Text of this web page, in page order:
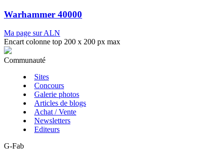
Warhammer 40000
Ma page sur ALN
Encart colonne top 200 x 200 px max
Communauté
Sites
Concours
Galerie photos
Articles de blogs
Achat / Vente
Newsletters
Editeurs
G-Fab